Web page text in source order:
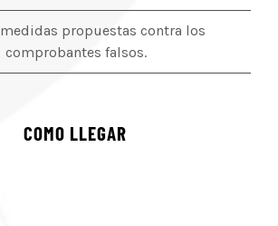
propuestas contra los
comprobantes falsos.
COMO LLEGAR